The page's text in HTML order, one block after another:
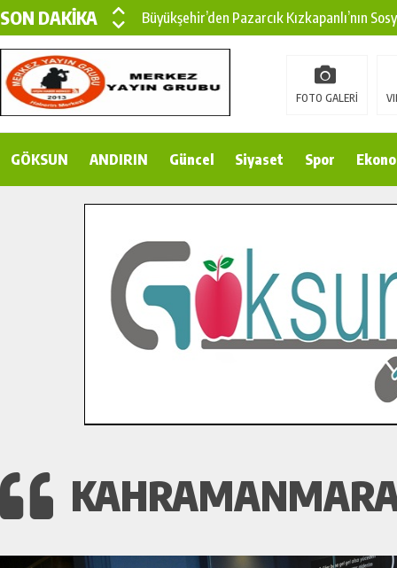
SON DAKİKA
Büyükşehir’den Pazarcık Kızkapanlı’nın
Büyükşehir’den Pazarcık Kırsalına Modern
Çin’den KSÜ’ye Uluslararası Başarı:
Gençler Pusula Maraş Kampında Yeni
İlçe Jandarma Komutanı Karakaya’dan
Bertiz’in Yeni Köprüsünde Sona Doğru.
FOTO GALERİ
GÖKSUN ANDIRIN Güncel Siyaset Spor